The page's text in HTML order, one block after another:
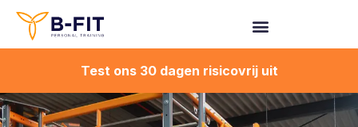
Spring
Test ons 30 dagen risicovrij uit